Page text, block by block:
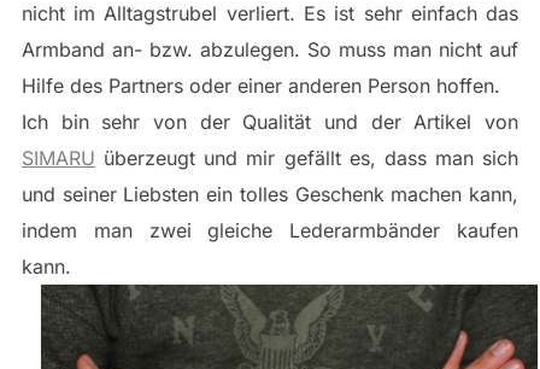
nicht im Alltagstrubel verliert. Es ist sehr einfach das
Armband an- bzw. abzulegen. So muss man nicht auf
Hilfe des Partners oder einer anderen Person hoffen.
Ich bin sehr von der Qualität und der Artikel von
SIMARU überzeugt und mir gefällt es, dass man sich
und seiner Liebsten ein tolles Geschenk machen kann,
indem man zwei gleiche Lederarmbänder kaufen
kann.